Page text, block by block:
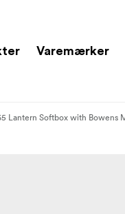
Varemærker
Lantern Softbox with Bowens